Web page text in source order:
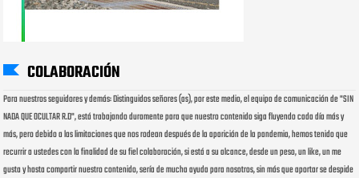
COLABORACIÓN
Para nuestros seguidores y demás: Distinguidos señores (as), por este medio, el equipo de comunicación de "SIN
NADA QUE OCULTAR R.D", está trabajando duramente para que nuestro contenido siga fluyendo cada día más y
más, pero debido a las limitaciones que nos rodean después de la aparición de la pandemia, hemos tenido que
recurrir a ustedes con la finalidad de su fiel colaboración, si está a su alcance, desde un peso, un like, un me
gusta y hasta compartir nuestro contenido, sería de mucha ayuda para nosotros, sin más que aportar se despide